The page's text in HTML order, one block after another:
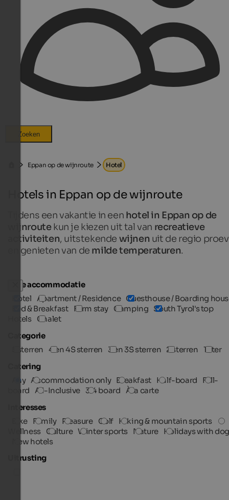
Zoeken
Eppan op de wijnroute Hotel
Hotels in Eppan op de wijnroute
Tijdens een vakantie in een hotel in Eppan op de
wijnroutekun je kiezen uit tal van recreatieve
activiteiten, uitstekende wijnen uit de regio
en genieten van de milde temperaturen.
Type accommodatie
Hotel Apartment / Residence Guesthouse / Boarding
Bed & Breakfast Farm stay Camping South Tyrol's top
Hotels Chalet
Categorie
5 sterren 4 en 4S sterren 3 en 3S sterren 2 sterren 1 ster
Catering
Any Accommodation only Breakfast Half-board
Full-
board All-Inclusive 3/4 board À la carte
Interesses
Bike Family Pleasure Golf Hiking & mountain sports
Wellness Culture Winter sports Nature Holidays with
New hotels
Uitrusting